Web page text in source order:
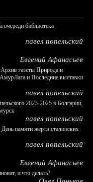
очереди библиотека
павел попельский
Евгений Афанасьев
газеты Природа и
и Последние выставки
павел попельский
2023-2025 в Болгарии,
павел попельский
памяти жертв сталинских
павел попельский
Евгений Афанасьев
и что делать?